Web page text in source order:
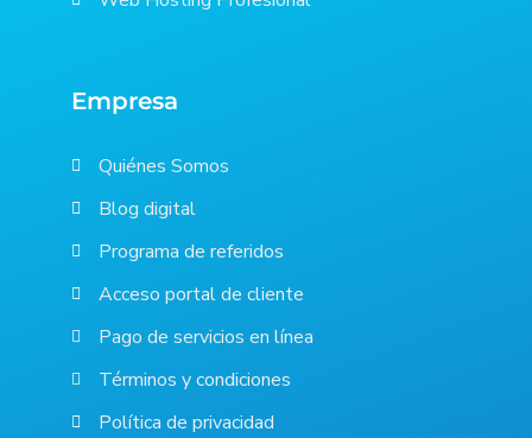
Empresa
Quiénes Somos
Blog digital
Programa de referidos
Acceso portal de cliente
Pago de servicios en línea
Términos y condiciones
Política de privacidad